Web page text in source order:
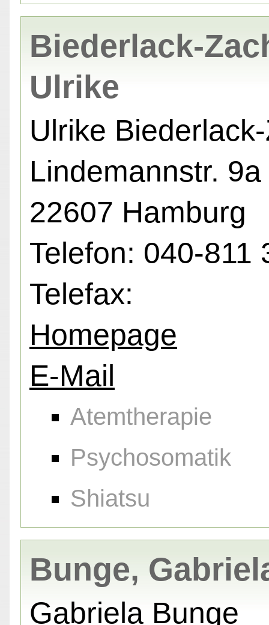
Biederlack-
Ulrike
Ulrike
Lindemannstr. 9a
22607 Hamburg
Telefon: 040-811
Telefax:
Homepage
E-Mail
Atemtherapie
Psychosomatik
Shiatsu
Bunge,
Gabriela Bunge